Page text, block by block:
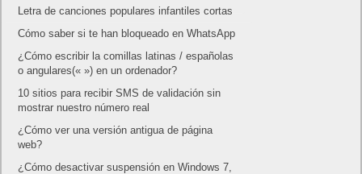
Letra de canciones populares infantiles cortas
Cómo saber si te han bloqueado en WhatsApp
¿Cómo escribir la comillas latinas / españolas
o angulares(« ») en un ordenador?
10 sitios para recibir SMS de validación sin
mostrar nuestro número real
¿Cómo ver una versión antigua de página
web?
¿Cómo desactivar suspensión en Windows 7,